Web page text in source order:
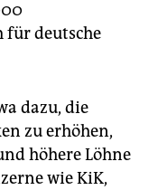
für deutsche
dazu, die
zu erhöhen,
höhere Löhne
wie KiK,